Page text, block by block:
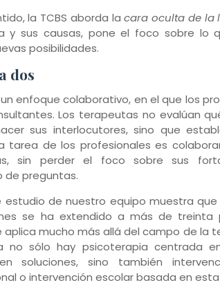
la TCBS aborda lacara oculta de la
y sus causas, pone el foco sobre lo
posibilidades.
dos
un enfoque colaborativo, en el que los
Los terapeutas no evalúan
sus interlocutores, sino que
tarea de los profesionales es
sin perder el foco sobre sus
preguntas.
estudio de nuestro equipo muestra
se ha extendido a más de treinta
aplica mucho más allá del campo de la
no sólo hay psicoterapia centrada
soluciones, sino también
o intervención escolar basada en